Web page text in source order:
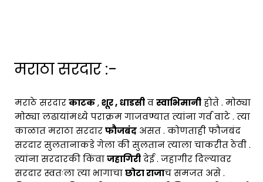
मराठा सरदार :-
मराठे सरदारकाटक,शूर , धाडसीवस्वाभिमानीहोते . मोठ्या
मोठ्या लढायांमध्ये पराक्रम गाजवण्यात त्यांना गर्व वाटे . त्या
काळात मराठा सरदारफौजबंद असत . कोणताही फौजबंद
सरदार सुलतानाकडे गेला की सुलतान त्याला चाकरीत ठेवी .
त्यांना सरदारकी किंवाजहागिरीदेई . जहागीर दिल्यावर
सरदार स्वतःला त्या भागाचाछोटा राजाच समजत असे .